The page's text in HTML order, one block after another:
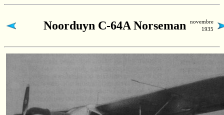
Noorduyn C-64A Norseman
novembre
1935